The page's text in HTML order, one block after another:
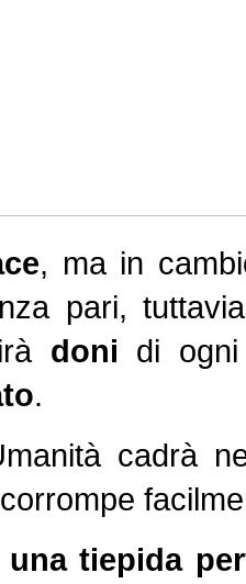
, ma in
pari,
doni di ogni
.
cadrà
tiepida